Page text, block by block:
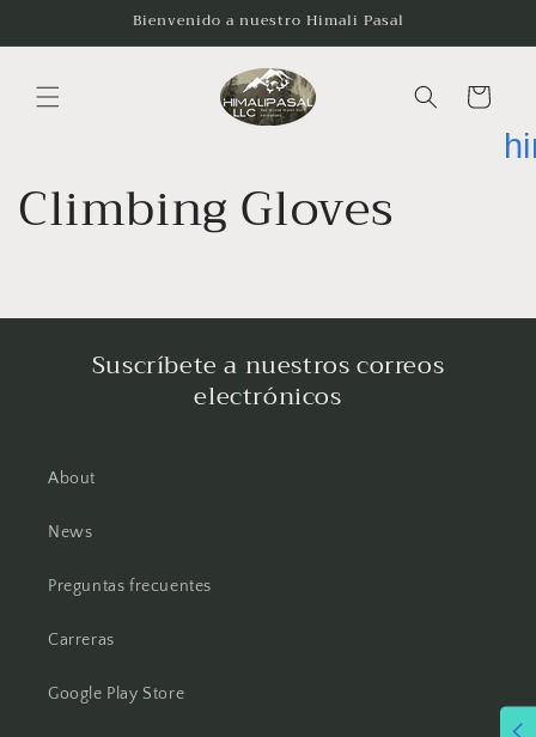
al contenido
Bienvenido a nuestro Himali Pasal
Carrito
Climbing Gloves
Suscríbete a nuestros correos
electrónicos
About
News
Preguntas frecuentes
Carreras
Google Play Store